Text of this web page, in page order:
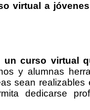
virtual a
un curso virtual
y alumnas
sean
dedicarse